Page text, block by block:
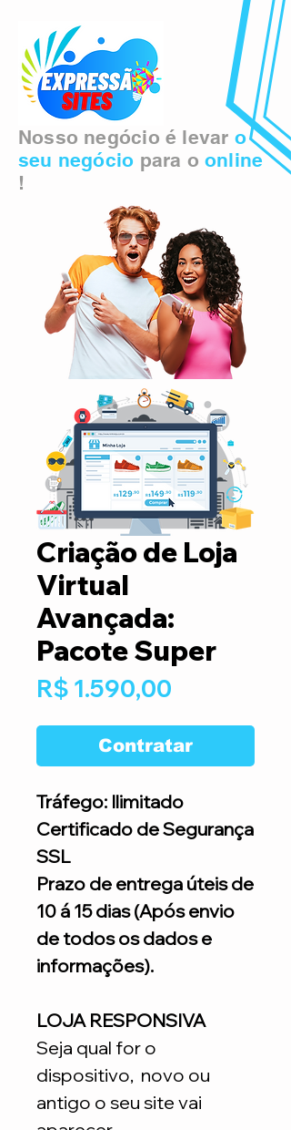
Nosso negócio é levar o
seu negócio para o online
!
Criação de Loja
Virtual
Avançada:
Pacote Super
R$ 1.590,00
Contratar
Tráfego: Ilimitado
Certificado de Segurança
SSL
Prazo de entrega úteis de
10 á 15 dias (Após envio
de todos os dados e
informações).
LOJA RESPONSIVA
Seja qual for o
dispositivo, novo ou
antigo o seu site vai